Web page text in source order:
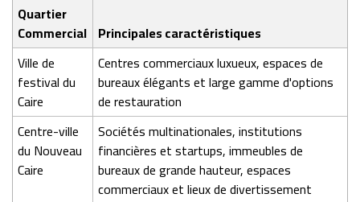
Quartier
Commercial Principales caractéristiques
Ville de
festival du
Caire
Centres commerciaux luxueux, espaces de
bureaux élégants et large gamme d'options
de restauration
Centre-ville
du Nouveau
Caire
Sociétés multinationales, institutions
financières et startups, immeubles de
bureaux de grande hauteur, espaces
commerciaux et lieux de divertissement